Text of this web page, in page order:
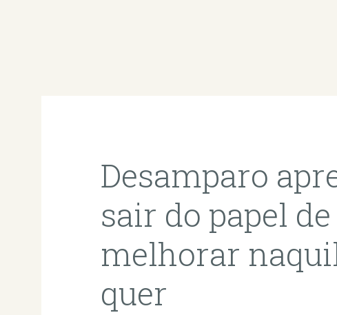
Desamparo
sair do papel
melhorar
quer